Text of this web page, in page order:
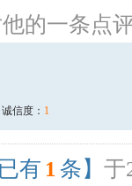
的一条点
诚信度： 1
已有 1 条】 于